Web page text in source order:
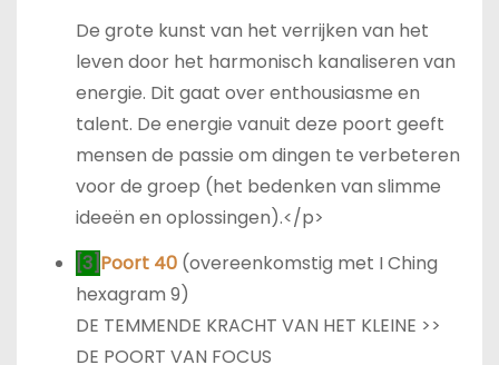
De grote kunst van het verrijken van het
leven door het harmonisch kanaliseren van
energie. Dit gaat over enthousiasme en
talent. De energie vanuit deze poort geeft
mensen de passie om dingen te verbeteren
voor de groep (het bedenken van slimme
ideeën en oplossingen).</p>
[3] Poort 40 (overeenkomstig met I Ching
hexagram 9)
DE TEMMENDE KRACHT VAN HET KLEINE >>
DE POORT VAN FOCUS